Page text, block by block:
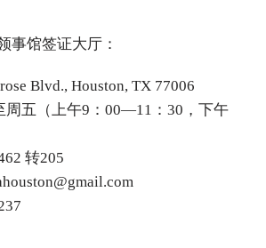
事馆签证大厅：
Blvd., Houston, TX 77006
周五（上午9：00—11：30，下午
转205